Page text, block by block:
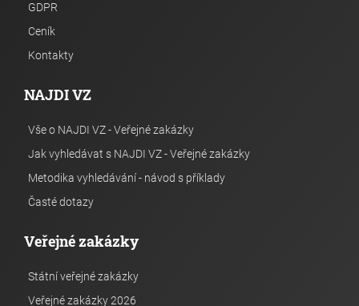
GDPR
Ceník
Kontakty
NAJDI VZ
Vše o NAJDI VZ - Veřejné zakázky
Jak vyhledávat s NAJDI VZ - Veřejné zakázky
Metodika vyhledávání - návod s příklady
Časté dotazy
Veřejné zakázky
Státní veřejné zakázky
Veřejné zakázky 2026